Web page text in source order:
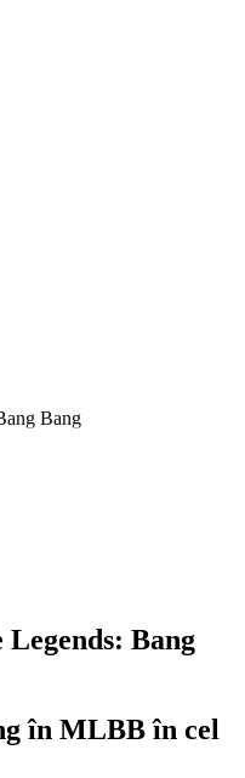
Bang
în MLBB în cel